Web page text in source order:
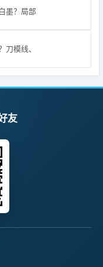
墨？局部
模线、
友